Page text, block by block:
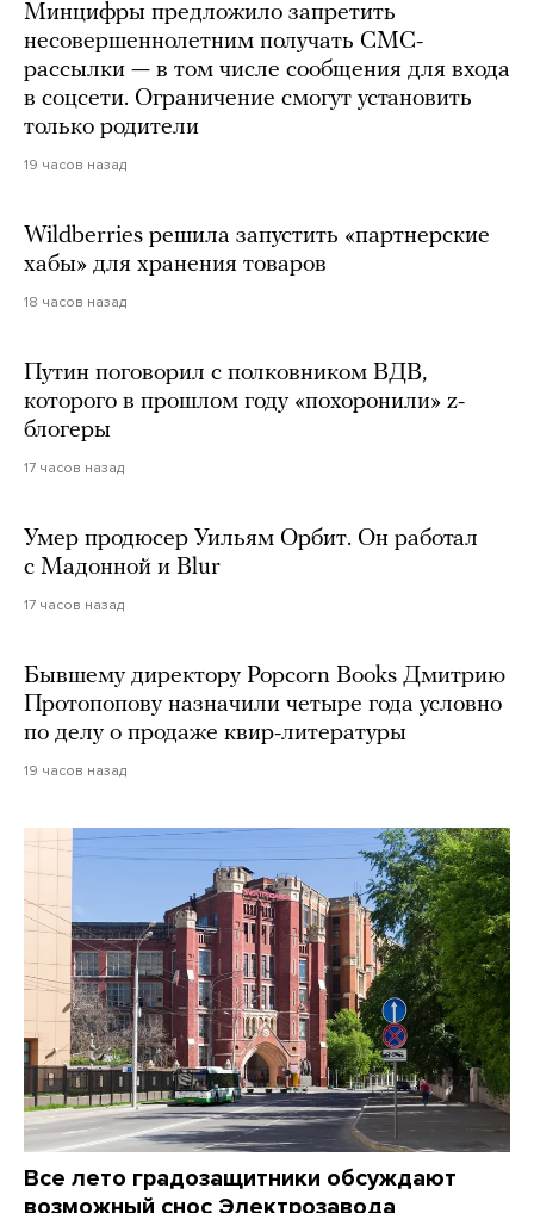
Минцифры предложило запретить
несовершеннолетним получать СМС-
рассылки — в том числе сообщения для входа
в соцсети. Ограничение смогут установить
только родители
19 часов назад
Wildberries решила запустить «партнерские
хабы» для хранения товаров
18 часов назад
Путин поговорил с полковником ВДВ,
которого в прошлом году «похоронили» z-
блогеры
17 часов назад
Умер продюсер Уильям Орбит. Он работал
с Мадонной и Blur
17 часов назад
Бывшему директору Popcorn Books Дмитрию
Протопопову назначили четыре года условно
по делу о продаже квир-литературы
19 часов назад
Все лето градозащитники обсуждают